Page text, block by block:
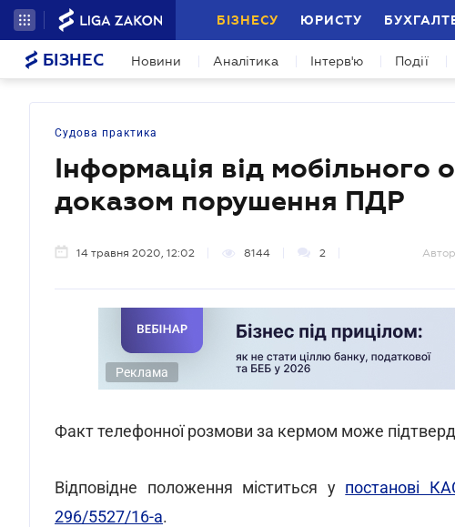
БІЗНЕСУ ЮРИСТУ
БІЗНЕС Новини Аналітика Інтерв'ю Події
Судова практика
Інформація від мобільного
доказом порушення ПДР
14 травня 2020, 12:02 8144 2
Реклама
Факт телефонної розмови за кермом може
Відповідне положення міститься у постанові
296/5527/16-а.